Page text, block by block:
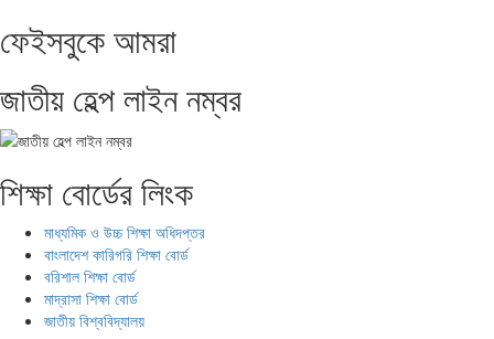
ফেইসবুকে আমরা
জাতীয় হেল্প লাইন নম্বর
শিক্ষা বোর্ডের লিংক
মাধ্যমিক ও উচ্চ শিক্ষা অধিদপ্তর
বাংলাদেশ কারিগরি শিক্ষা বোর্ড
বরিশাল শিক্ষা বোর্ড
মাদ্রাসা শিক্ষা বোর্ড
জাতীয় বিশ্ববিদ্যালয়